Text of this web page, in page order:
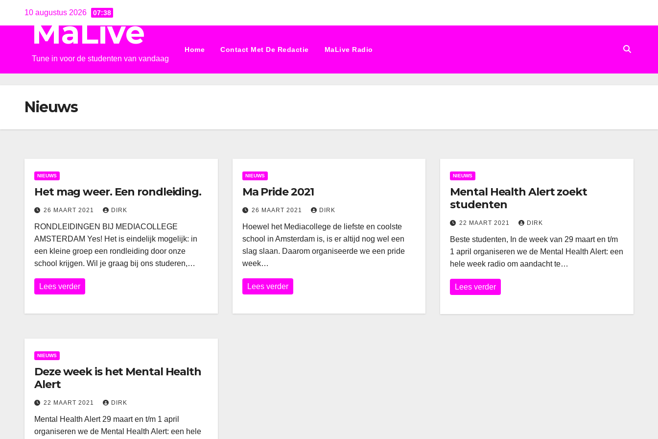
10 augustus 2026 07:38
MaLive
Tune in voor de studenten van vandaag
Home Contact Met De Redactie MaLive Radio
Nieuws
NIEUWS
Het mag weer. Een rondleiding.
26 MAART 2021 DIRK
RONDLEIDINGEN BIJ MEDIACOLLEGE
AMSTERDAM Yes! Het is eindelijk mogelijk: in
een kleine groep een rondleiding door onze
school krijgen. Wil je graag bij ons studeren,…
Lees verder
NIEUWS
Ma Pride 2021
26 MAART 2021 DIRK
Hoewel het Mediacollege de liefste en coolste
school in Amsterdam is, is er altijd nog wel een
slag slaan. Daarom organiseerde we een pride
week…
Lees verder
NIEUWS
Mental Health Alert zoekt
studenten
22 MAART 2021 DIRK
Beste studenten, In de week van 29 maart en t/m
1 april organiseren we de Mental Health Alert: een
hele week radio om aandacht te…
Lees verder
NIEUWS
Deze week is het Mental Health
Alert
22 MAART 2021 DIRK
Mental Health Alert 29 maart en t/m 1 april
organiseren we de Mental Health Alert: een hele